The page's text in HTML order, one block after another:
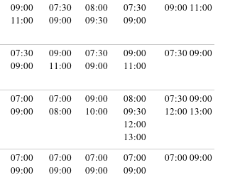
09:00
11:00
07:30
09:00
08:00
09:30
07:30
09:00
09:00 11:00
07:30
09:00
09:00
11:00
07:30
09:00
09:00
11:00
07:30 09:00
07:00
09:00
07:00
08:00
09:00
10:00
08:00
09:30
12:00
13:00
07:30 09:00
12:00 13:00
07:00
09:00
07:00
09:00
07:00
09:00
07:00
09:00
07:00 09:00